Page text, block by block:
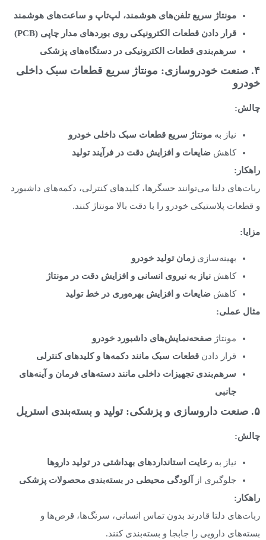
مونتاژ سریع تلفن‌های هوشمند، لپ‌تاپ و ساعت‌های هوشمند
قرار دادن قطعات الکترونیکی روی بوردهای مدار چاپی (PCB)
سرهم‌بندی قطعات الکترونیکی در دستگاه‌های پزشکی
۴. صنعت خودروسازی: مونتاژ سریع قطعات سبک داخلی
خودرو
چالش:
نیاز به مونتاژ سریع قطعات سبک داخلی خودرو
کاهش ضایعات و افزایش دقت در فرآیند تولید
راهکار:
ربات‌های دلتا می‌توانند حسگرها، کلیدهای کنترلی، دکمه‌های داشبورد
و قطعات پلاستیکی خودرو را با دقت بالا مونتاژ کنند.
مزایا:
بهینه‌سازی زمان تولید خودرو
کاهش نیاز به نیروی انسانی و افزایش دقت در مونتاژ
کاهش ضایعات و افزایش بهره‌وری در خط تولید
مثال عملی:
مونتاژ صفحه‌نمایش‌های داشبورد خودرو
قرار دادن قطعات سبک مانند دکمه‌ها و کلیدهای کنترلی
سرهم‌بندی تجهیزات داخلی مانند دسته‌های فرمان و آینه‌های
جانبی
۵. صنعت داروسازی و پزشکی: تولید و بسته‌بندی استریل
چالش:
نیاز به رعایت استانداردهای بهداشتی در تولید داروها
جلوگیری از
آلودگی محیطی در بسته‌بندی محصولات پزشکی
راهکار:
ربات‌های دلتا قادرند بدون تماس انسانی، سرنگ‌ها، قرص‌ها و
بسته‌های دارویی را جابجا و بسته‌بندی کنند.